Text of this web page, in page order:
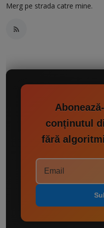
Merg pe strada catre mine.
conținutul
fără